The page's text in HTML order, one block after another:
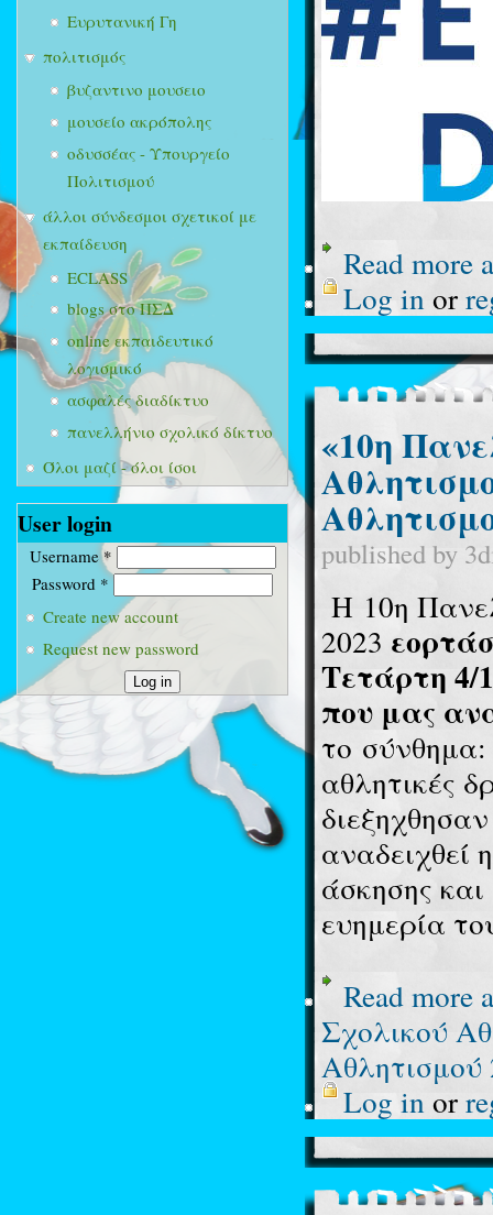
Ευρυτανική Γη
πολιτισμός
βυζαντινο μουσειο
μουσείο ακρόπολης
οδυσσέας - Υπουργείο
Πολιτισμού
άλλοι σύνδεσμοι σχετικοί με
εκπαίδευση
ECLASS
blogs στο ΠΣΔ
online εκπαιδευτικό
λογισμικό
ασφαλές διαδίκτυο
πανελλήνιο σχολικό δίκτυο
Όλοι μαζί - όλοι ίσοι
User login
Username*
Password *
Create new account
Request new password
Read more
Log in or
«10η
published by
H 10η
2023
Τετάρτη 4/
που μας
το σύνθημα:
αθλητικές
αναδειχθεί
άσκησης
ευημερία
Read more
Σχολικού
Αθλητισμού
Log in or